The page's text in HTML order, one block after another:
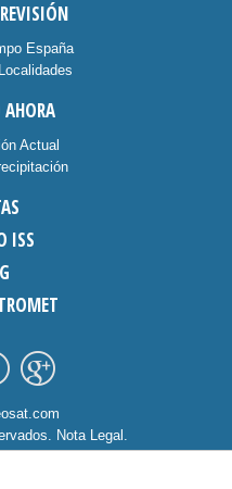
España
Actual
ISS
Nota Legal .